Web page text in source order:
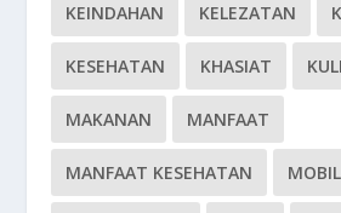
KEINDAHAN KELEZATAN
KESEHATAN KHASIAT
MAKANAN MANFAAT
MANFAAT KESEHATAN MOBIL